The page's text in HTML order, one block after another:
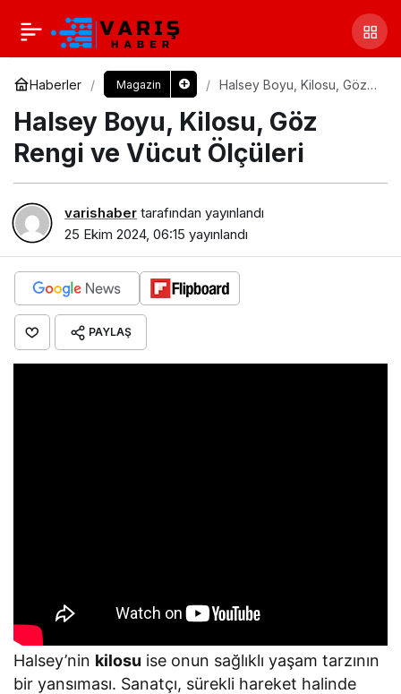
Haberler Magazin
Halsey Boyu, Kilosu, Göz
Halsey Boyu, Kilosu, Göz
Rengi ve Vücut Ölçüleri
varishaber tarafından yayınlandı
25 Ekim 2024, 06:15 yayınlandı
PAYLAŞ
Halsey’nin kilosu ise onun sağlıklı yaşam tarzının
bir yansıması. Sanatçı, sürekli hareket halinde